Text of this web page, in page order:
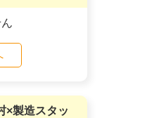
×製造スタッ